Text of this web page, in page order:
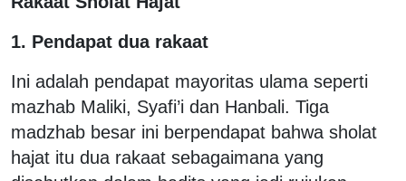
1. Pendapat dua rakaat
Ini adalah pendapat mayoritas ulama seperti
mazhab Maliki, Syafi’i dan Hanbali. Tiga
madzhab besar ini berpendapat bahwa sholat
hajat itu dua rakaat sebagaimana yang